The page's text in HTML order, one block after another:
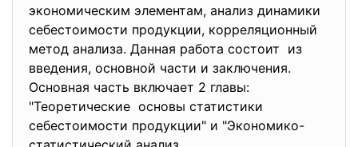
экономическим элементам, анализ динамики
себестоимости продукции, корреляционный
метод анализа. Данная работа состоит из
введения, основной части и заключения.
Основная часть включает 2 главы:
"Теоретические основы статистики
себестоимости продукции" и "Экономико-